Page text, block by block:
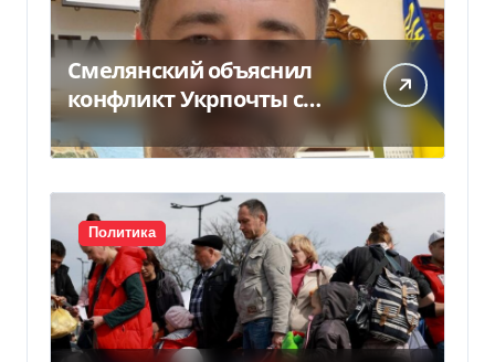
Смелянский объяснил
конфликт Укрпочты с
НБУ из-за платежек
Политика